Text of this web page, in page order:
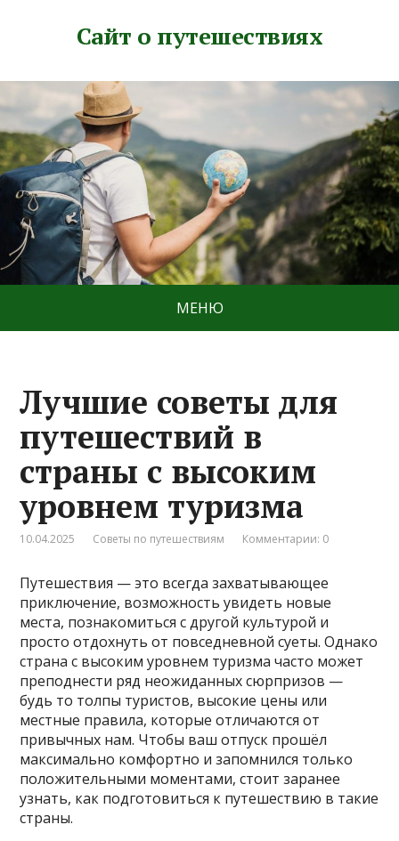
Сайт о путешествиях
МЕНЮ
Лучшие советы для
путешествий в
страны с высоким
уровнем туризма
10.04.2025 Советы по путешествиям Комментарии: 0
Путешествия — это всегда захватывающее
приключение, возможность увидеть новые
места, познакомиться с другой культурой и
просто отдохнуть от повседневной суеты. Однако
страна с высоким уровнем туризма часто может
преподнести ряд неожиданных сюрпризов —
будь то толпы туристов, высокие цены или
местные правила, которые отличаются от
привычных нам. Чтобы ваш отпуск прошёл
максимально комфортно и запомнился только
положительными моментами, стоит заранее
узнать, как подготовиться к путешествию в такие
страны.